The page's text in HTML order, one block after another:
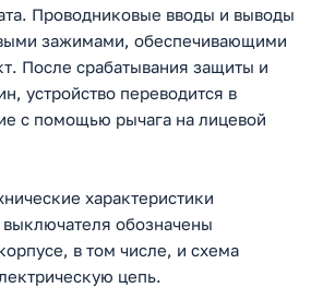
Проводниковые вводы и выводы
зажимами, обеспечивающими
После срабатывания защиты и
устройство переводится в
с помощью рычага на лицевой
характеристики
выключателя обозначены
в том числе, и схема
цепь.